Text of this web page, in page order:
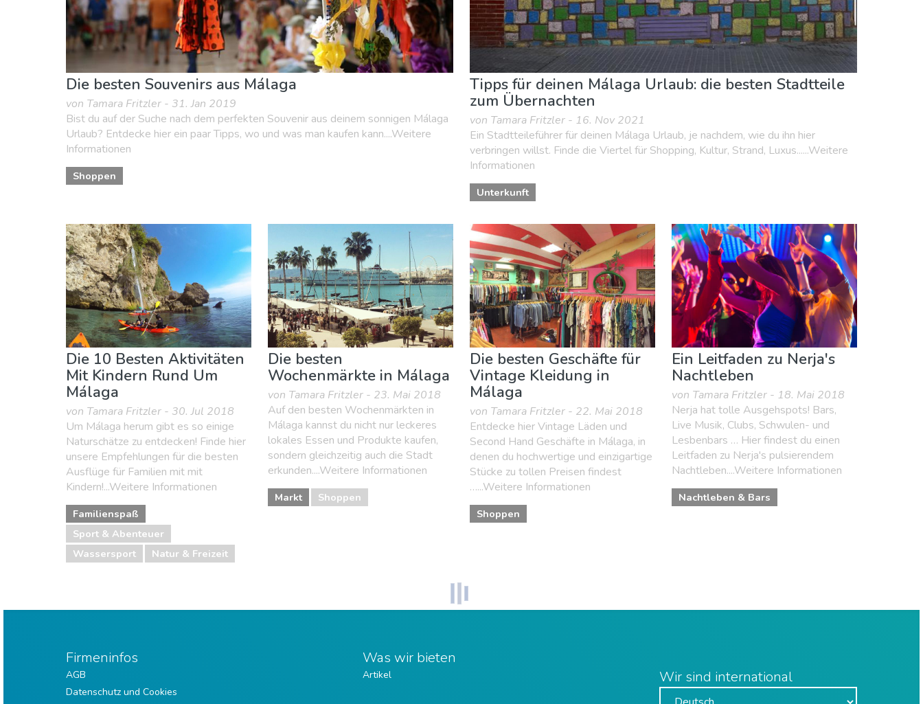
Die besten Souvenirs aus Málaga
von Tamara Fritzler - 31. Jan 2019
Bist du auf der Suche nach dem perfekten Souvenir aus deinem sonnigen Málaga
Urlaub? Entdecke hier ein paar Tipps, wo und was man kaufen kann....Weitere
Informationen
Shoppen
Tipps für deinen Málaga Urlaub: die besten Stadtteile
zum Übernachten
von Tamara Fritzler - 16. Nov 2021
Ein Stadtteileführer für deinen Málaga Urlaub, je nachdem, wie du ihn hier
verbringen willst. Finde die Viertel für Shopping, Kultur, Strand, Luxus......Weitere
Informationen
Unterkunft
Die 10 Besten Aktivitäten
Mit Kindern Rund Um
Málaga
von Tamara Fritzler - 30. Jul 2018
Um Málaga herum gibt es so einige
Naturschätze zu entdecken! Finde hier
unsere Empfehlungen für die besten
Ausflüge für Familien mit mit
Kindern!...Weitere Informationen
Familienspaß
Sport & Abenteuer
Wassersport
Natur & Freizeit
Die besten
Wochenmärkte in Málaga
von Tamara Fritzler - 23. Mai 2018
Auf den besten Wochenmärkten in
Málaga kannst du nicht nur leckeres
lokales Essen und Produkte kaufen,
sondern gleichzeitig auch die Stadt
erkunden....Weitere Informationen
Markt Shoppen
Die besten Geschäfte für
Vintage Kleidung in
Málaga
von Tamara Fritzler - 22. Mai 2018
Entdecke hier Vintage Läden und
Second Hand Geschäfte in Málaga, in
denen du hochwertige und einzigartige
Stücke zu tollen Preisen findest
…...Weitere Informationen
Shoppen
Ein Leitfaden zu Nerja's
Nachtleben
von Tamara Fritzler - 18. Mai 2018
Nerja hat tolle Ausgehspots! Bars,
Live Musik, Clubs, Schwulen- und
Lesbenbars … Hier findest du einen
Leitfaden zu Nerja's pulsierendem
Nachtleben....Weitere Informationen
Nachtleben & Bars
Firmeninfos
AGB
Datenschutz und Cookies
Was wir bieten
Artikel Wir sind international